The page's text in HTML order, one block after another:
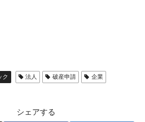
楽天ライオンズ」とは？
「白毛馬」とは？
ク 法人 破産申請
企業
シェアする